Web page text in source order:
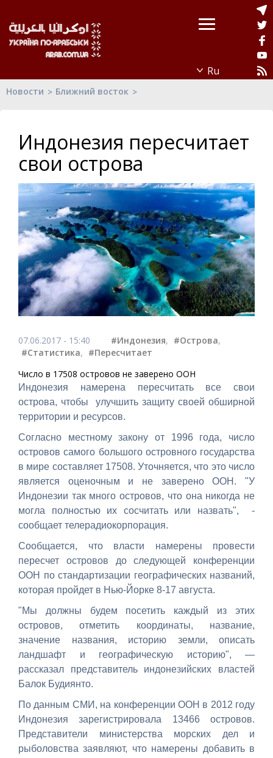
Новости Ближний восток
Индонезия пересчитает
свои острова
07.06.2017 - 15:40 #Индонезия, #Острова,
#Статистика, #Пересчитает
Число в 17508 островов не заверено ООН
Индонезия намерена пересчитать все свои
острова, чтобы улучшить защиту своей обширной
территории и ресурсов.
Согласно местному закону от 1996 года, число
островов самого большого островного государства
в мире составляет 17508. Уточняется, что это число
является оценочным и не заверено ООН. "У
Индонезии так много островов, что она никогда не
могла полностью их сосчитать или назвать", -
сообщает телерадиокорпорация.
Сообщается, что власти намерены провести
пересчет островов до следующей конференции
ООН по стандартизации географических названий,
которая пройдет в Нью-Йорке 8-17 августа.
"Мы должны будем посетить каждый из этих
островов, отметить координаты, название,
значение названия, историю земли, описать
ландшафт и географическую историю", —
рассказал представитель индонезийских властей
Балок Будиянто.
По данным СМИ, на конференции ООН в 2012 году
Индонезия зарегистрировала 13466 островов.
Представители министерства морских дел и
рыболовства заявляют, что намерены добавить в